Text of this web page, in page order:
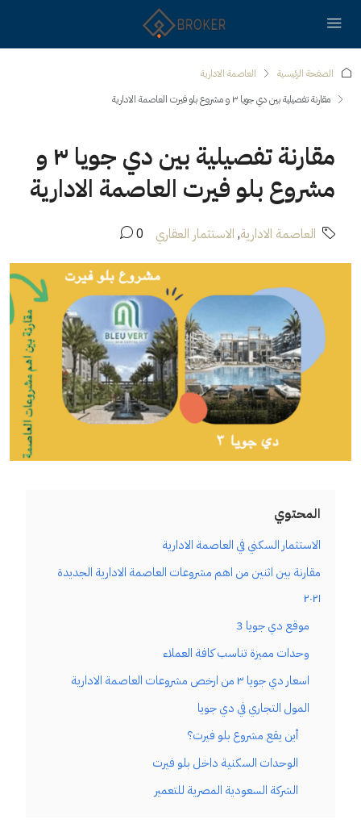
الصفحة الرئيسية
العاصمة الادارية
مقارنة تفصيلية بين دي جويا ٣ و مشروع بلو فيرت العاصمة الادارية
مقارنة تفصيلية بين دي جويا ٣ و
مشروع بلو فيرت العاصمة الادارية
العاصمة الادارية, الاستثمار العقاري 0
المحتوي
الاستثمار السكني في العاصمة الادارية
مقارنة بين اثنين من اهم مشروعات العاصمة الادارية الجديدة
٢٠٢١
موقع دي جويا 3
وحدات مميزة تناسب كافة العملاء
اسعار دي جويا ٣ من ارخص مشروعات العاصمة الادارية
المول التجاري في دي جويا
أين يقع مشروع بلو فيرت؟
الوحدات السكنية داخل بلو فيرت
الشركة السعودية المصرية للتعمير